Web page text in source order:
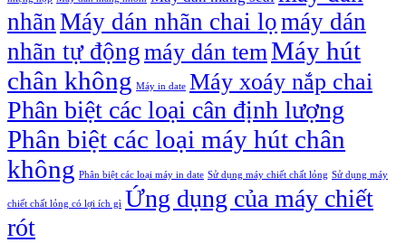
nhãnMáy dán nhãn chai lọmáy dán
nhãn tự độngmáy dán temMáy hút
chân không Máy in date Máy xoáy nắp chai
Phân biệt các loại cân định lượng
Phân biệt các loại máy hút chân
không Phân biệt các loại máy in date Sử dụng máy chiết chất lỏng Sử dụng máy
chiết chất lỏng có lợi ích gì Ứng dụng của máy chiết
rót